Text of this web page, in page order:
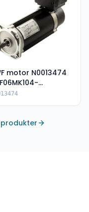
motor N0013474
IP66)
produkter